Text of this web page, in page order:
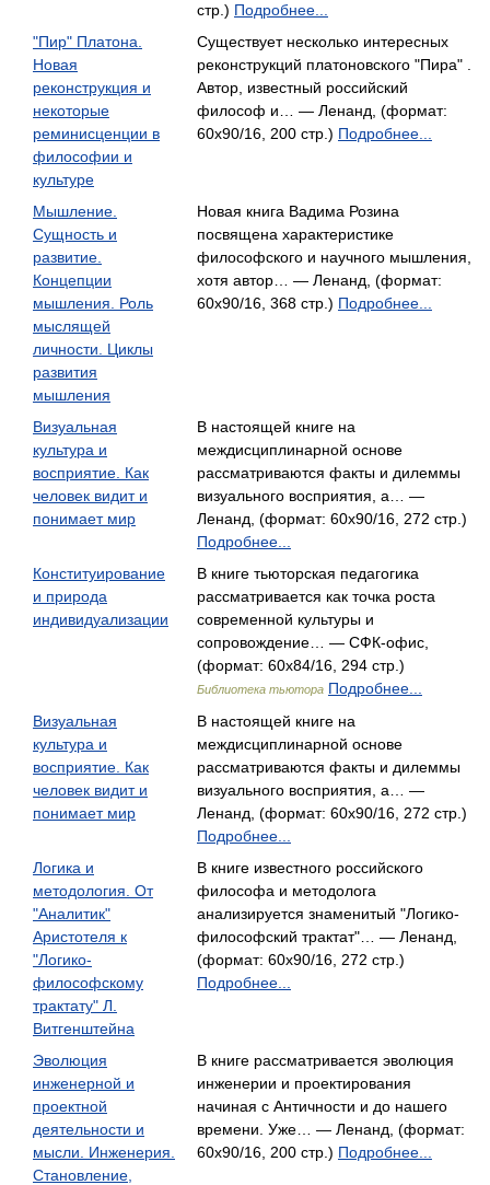
стр.) Подробнее...
"Пир" Платона.
Новая
реконструкция и
некоторые
реминисценции в
философии и
культуре
Существует несколько интересных
реконструкций платоновского "Пира" .
Автор, известный российский
философ и… — Ленанд, (формат:
60x90/16, 200 стр.) Подробнее...
Мышление.
Сущность и
развитие.
Концепции
мышления. Роль
мыслящей
личности. Циклы
развития
мышления
Новая книга Вадима Розина
посвящена характеристике
философского и научного мышления,
хотя автор… — Ленанд, (формат:
60x90/16, 368 стр.) Подробнее...
Визуальная
культура и
восприятие. Как
человек видит и
понимает мир
В настоящей книге на
междисциплинарной основе
рассматриваются факты и дилеммы
визуального восприятия, а… —
Ленанд, (формат: 60x90/16, 272 стр.)
Подробнее...
Конституирование
и природа
индивидуализации
В книге тьюторская педагогика
рассматривается как точка роста
современной культуры и
сопровождение… — СФК-офис,
(формат: 60x84/16, 294 стр.)
Библиотека тьютора Подробнее...
Визуальная
культура и
восприятие. Как
человек видит и
понимает мир
В настоящей книге на
междисциплинарной основе
рассматриваются факты и дилеммы
визуального восприятия, а… —
Ленанд, (формат: 60x90/16, 272 стр.)
Подробнее...
Логика и
методология. От
"Аналитик"
Аристотеля к
"Логико-
философскому
трактату" Л.
Витгенштейна
В книге известного российского
философа и методолога
анализируется знаменитый "Логико-
философский трактат"… — Ленанд,
(формат: 60x90/16, 272 стр.)
Подробнее...
Эволюция
инженерной и
проектной
деятельности и
мысли. Инженерия.
Становление,
В книге рассматривается эволюция
инженерии и проектирования
начиная с Античности и до нашего
времени. Уже… — Ленанд, (формат:
60x90/16, 200 стр.) Подробнее...